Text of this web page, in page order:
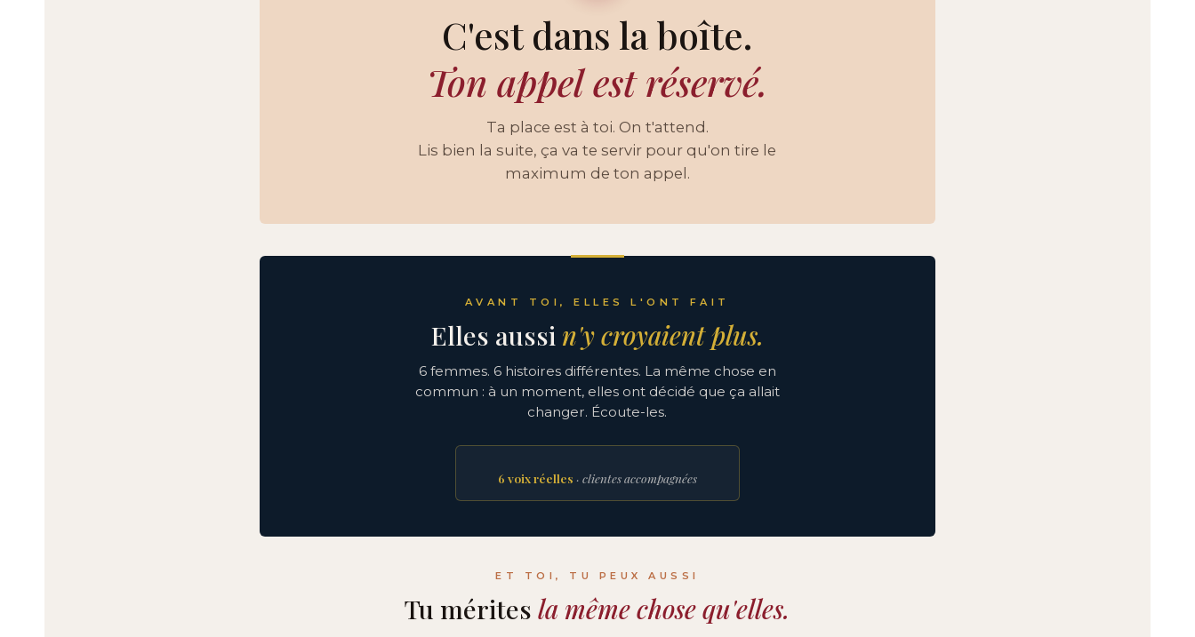
C'est dans la boîte.
Ton appel est réservé.
Ta place est à toi. On t'attend.
Lis bien la suite, ça va te servir pour qu'on tire le
maximum de ton appel.
AVANT TOI, ELLES L'ONT FAIT
Elles aussi n'y croyaient plus.
6 femmes. 6 histoires différentes. La même chose en
commun : à un moment, elles ont décidé que ça allait
changer. Écoute-les.
6 voix réelles · clientes accompagnées
ET TOI, TU PEUX AUSSI
Tu méritesla même chose qu'elles.